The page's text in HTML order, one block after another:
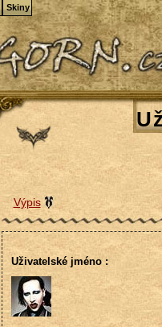
Výpis
Uživatelské jméno :
Skiny